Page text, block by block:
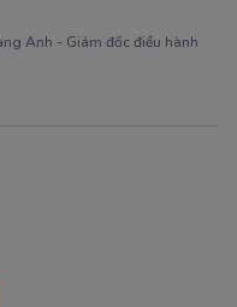
Anh - Giám đốc điều hành